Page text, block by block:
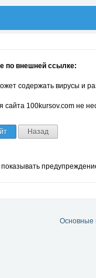
по внешней ссылке:
содержать вирусы и
сайта 100kursov.com не
Назад
Основные